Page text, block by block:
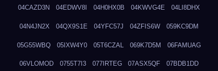
04CAZD3N 04EDWV8I 04H0HX0B 04KWVG4E 04LI8DHX
04N4JN2X 04QX9S1E 04YFC57J 04ZFIS6W 059KC9DM
05G55WBQ 05IXW4Y0 05T6CZAL 069K7D5M 06FAMUAG
06VLOMOD 0755T7I3 077IRTEG 07ASX5QF 07BDB1DD